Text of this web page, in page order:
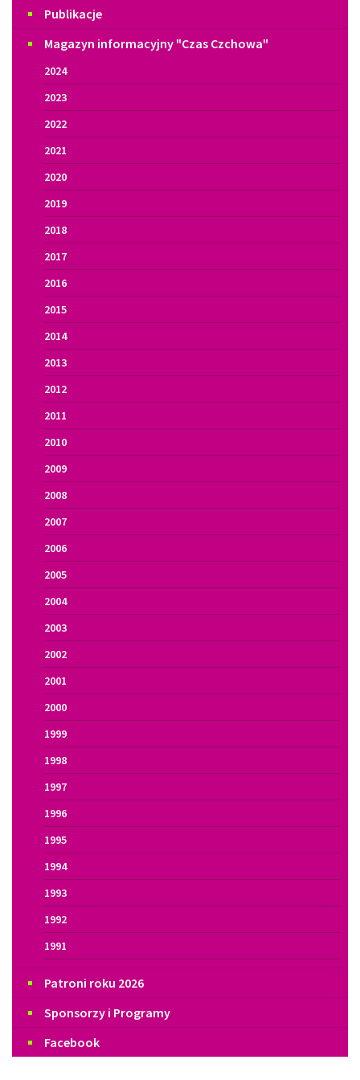
Publikacje
Magazyn informacyjny "Czas Czchowa"
2024
2023
2022
2021
2020
2019
2018
2017
2016
2015
2014
2013
2012
2011
2010
2009
2008
2007
2006
2005
2004
2003
2002
2001
2000
1999
1998
1997
1996
1995
1994
1993
1992
1991
Patroni roku 2026
Sponsorzy i Programy
Facebook